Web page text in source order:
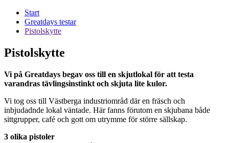
Start
Greatdays testar
Pistolskytte
Pistolskytte
Vi på Greatdays begav oss till en skjutlokal för att testa
varandras tävlingsinstinkt och skjuta lite kulor.
Vi tog oss till Västberga industriområd där en fräsch och
inbjudadnde lokal väntade. Här fanns förutom en skjubana både
sittgrupper, café och gott om utrymme för större sällskap.
3 olika pistoler